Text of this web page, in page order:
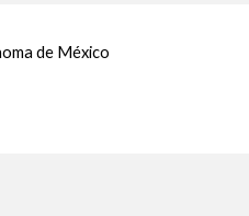
de México